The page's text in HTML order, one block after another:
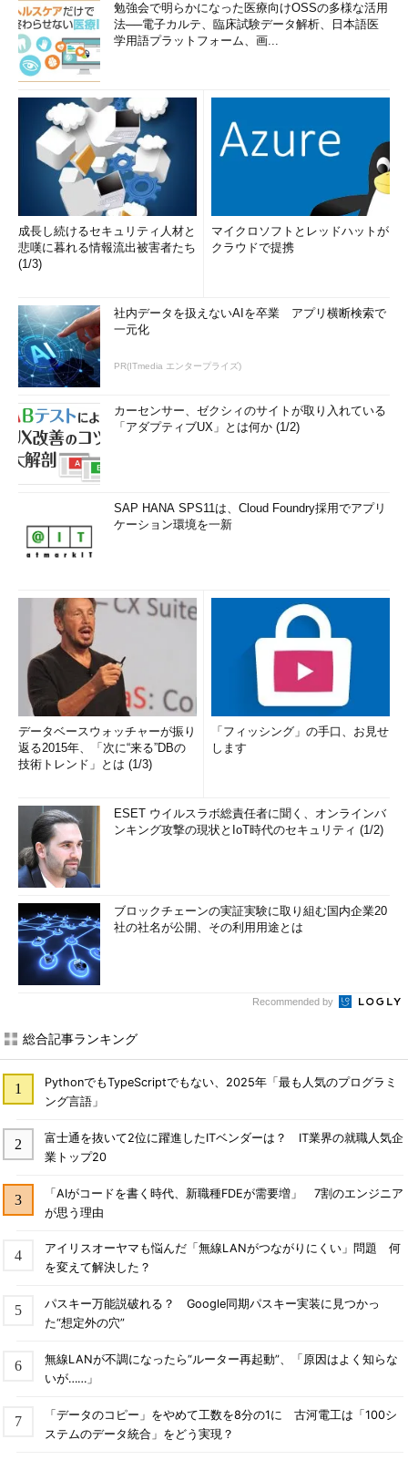
勉強会で明らかになった医療向けOSSの多様な活用
法──電子カルテ、臨床試験データ解析、日本語医
学用語プラットフォーム、画...
成長し続けるセキュリティ人材と
悲嘆に暮れる情報流出被害者たち
(1/3)
マイクロソフトとレッドハットが
クラウドで提携
社内データを扱えないAIを卒業 アプリ横断検索で
一元化
PR(ITmedia エンタープライズ)
カーセンサー、ゼクシィのサイトが取り入れている
「アダプティブUX」とは何か (1/2)
SAP HANA SPS11は、Cloud Foundry採用でアプリ
ケーション環境を一新
データベースウォッチャーが振り
返る2015年、「次に“来る”DBの
技術トレンド」とは (1/3)
「フィッシング」の手口、お見せ
します
ESET ウイルスラボ総責任者に聞く、オンラインバ
ンキング攻撃の現状とIoT時代のセキュリティ (1/2)
ブロックチェーンの実証実験に取り組む国内企業20
社の社名が公開、その利用用途とは
Recommended by
総合記事ランキング
PythonでもTypeScriptでもない、2025年「最も人気のプログラミ
ング言語」
富士通を抜いて2位に躍進したITベンダーは？ IT業界の就職人気企
業トップ20
「AIがコードを書く時代、新職種FDEが需要増」 7割のエンジニア
が思う理由
アイリスオーヤマも悩んだ「無線LANがつながりにくい」問題 何
を変えて解決した？
パスキー万能説破れる？ Google同期パスキー実装に見つかっ
た“想定外の穴”
無線LANが不調になったら“ルーター再起動”、「原因はよく知らな
いが……」
「データのコピー」をやめて工数を8分の1に 古河電工は「100シ
ステムのデータ統合」をどう実現？